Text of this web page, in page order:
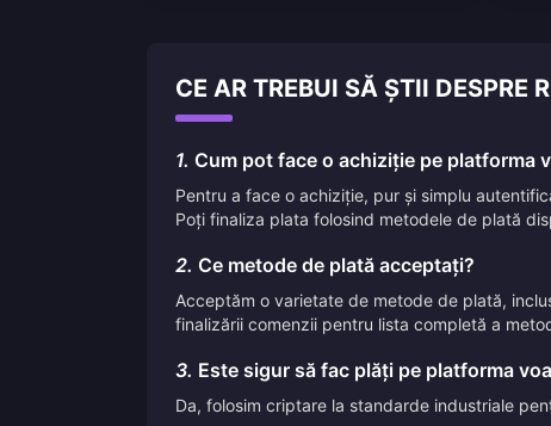
CE AR TREBUI SĂ ȘTII DESPRE
1. Cum pot face o achiziție pe platforma
Pentru a face o achiziție, pur și simplu
Poți finaliza plata folosind metodele de plată
2. Ce metode de plată acceptați?
Acceptăm o varietate de metode de plată,
finalizării comenzii pentru lista completă a
3. Este sigur să fac plăți pe platforma
Da, folosim criptare la standarde industriale